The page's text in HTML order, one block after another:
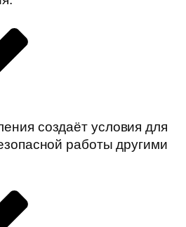
создаёт условия для
работы другими